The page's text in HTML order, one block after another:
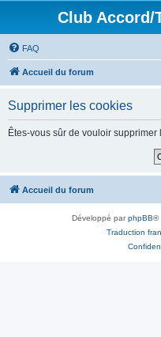
Club Accord/
FAQ
Accueil du forum
Supprimer les cookies
Êtes-vous sûr de vouloir supprimer
Accueil du forum
Développé parphpBB®
Traduction